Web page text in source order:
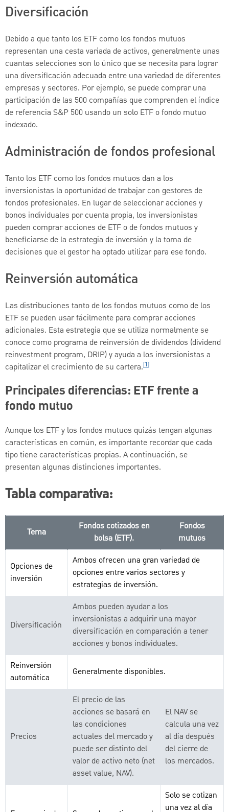
Diversificación
Debido a que tanto los ETF como los fondos mutuos
representan una cesta variada de activos, generalmente unas
cuantas selecciones son lo único que se necesita para lograr
una diversificación adecuada entre una variedad de diferentes
empresas y sectores. Por ejemplo, se puede comprar una
participación de las 500 compañías que comprenden el índice
de referencia S&P 500 usando un solo ETF o fondo mutuo
indexado.
Administración de fondos profesional
Tanto los ETF como los fondos mutuos dan a los
inversionistas la oportunidad de trabajar con gestores de
fondos profesionales. En lugar de seleccionar acciones y
bonos individuales por cuenta propia, los inversionistas
pueden comprar acciones de ETF o de fondos mutuos y
beneficiarse de la estrategia de inversión y la toma de
decisiones que el gestor ha optado utilizar para ese fondo.
Reinversión automática
Las distribuciones tanto de los fondos mutuos como de los
ETF se pueden usar fácilmente para comprar acciones
adicionales. Esta estrategia que se utiliza normalmente se
conoce como programa de reinversión de dividendos (dividend
reinvestment program, DRIP) y ayuda a los inversionistas a
capitalizar el crecimiento de su cartera.[1]
Principales diferencias: ETF frente a
fondo mutuo
Aunque los ETF y los fondos mutuos quizás tengan algunas
características en común, es importante recordar que cada
tipo tiene características propias. A continuación, se
presentan algunas distinciones importantes.
Tabla comparativa:
Tema
Fondos cotizados en
bolsa (ETF).
Fondos
mutuos
Opciones de
inversión
Ambos ofrecen una gran variedad de
opciones entre varios sectores y
estrategias de inversión.
Diversificación
Ambos pueden ayudar a los
inversionistas a adquirir una mayor
diversificación en comparación a tener
acciones y bonos individuales.
Reinversión
automática
Generalmente disponibles.
Precios
El precio de las
acciones se basará en
las condiciones
actuales del mercado y
puede ser distinto del
valor de activo neto (net
asset value, NAV).
El NAV se
calcula una vez
al día después
del cierre de
los mercados.
Solo se cotizan
una vez al día